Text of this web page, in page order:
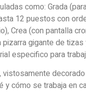
como: Grada
12 puestos con
Crea (con pantalla
pizarra gigante de
especifico para
vistosamente
y cómo se trabaja en